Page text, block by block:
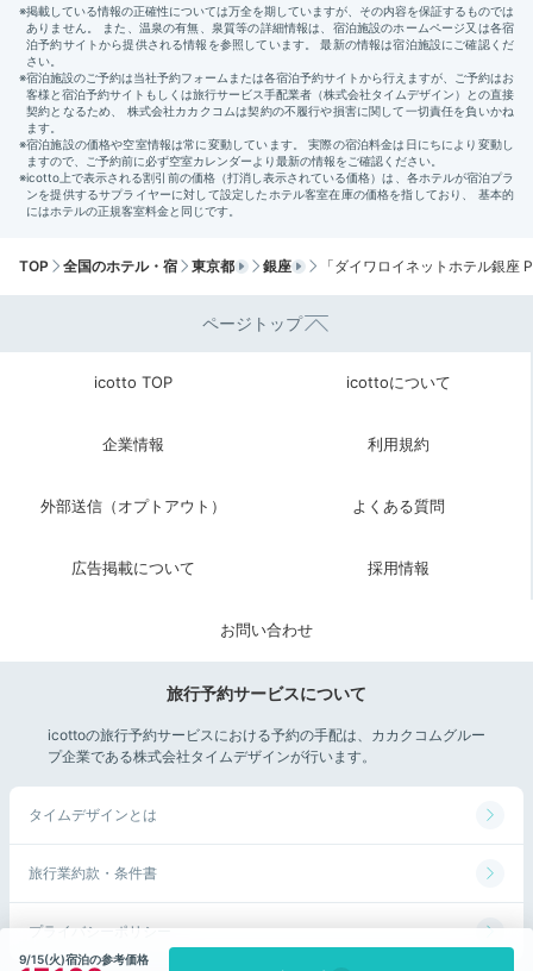
「ダイワロイネットホテル銀座 PREMIER」は、駅近&
魅力的な観光地が周辺に集まっているので、観光を楽し
みたい方におすすめ。バストイレ別、ゆとりある空間の
客室で快適に過ごせます。こだわりの朝食も満喫して、
充実の旅を。
今回紹介したスポット
銀座中央通り 歌舞伎座
9/15(火)宿泊の参考価格
TOP 全国のホテル・宿 東京都 銀座 「ダイワロイネットホテル銀座
ページトップ
icotto TOP icottoについて
企業情報 利用規約
外部送信（オプトアウト） よくある質問
広告掲載について 採用情報
お問い合わせ
旅行予約サービスについて
icottoの旅行予約サービスにおける予約の手配は、カカクコムグルー
プ企業である株式会社タイムデザインが行います。
タイムデザインとは
旅行業約款・条件書
プライバシーポリシー